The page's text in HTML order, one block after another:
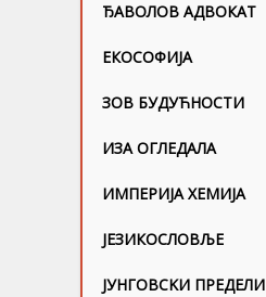
ЂАВОЛОВ АДВОКАТ
ЕКОСОФИЈА
ЗОВ БУДУЋНОСТИ
ИЗА ОГЛЕДАЛА
ИМПЕРИЈА ХЕМИЈА
ЈЕЗИКОСЛОВЉЕ
ЈУНГОВСKИ ПРЕДЕЛИ